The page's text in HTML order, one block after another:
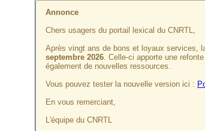
Annonce
Chers usagers du portail lexical du CNRTL,
Après vingt ans de bons et loyaux services,
septembre 2026. Celle-ci apporte une
également de nouvelles ressources.
Vous pouvez tester la nouvelle version ici :
En vous remerciant,
L'équipe du CNRTL